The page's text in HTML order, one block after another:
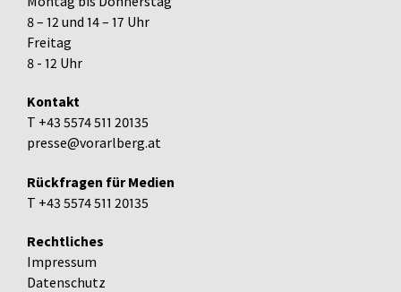
8 – 12 und 14 – 17 Uhr
Freitag
8 - 12 Uhr
Kontakt
T +43 5574 511 20135
presse@vorarlberg.at
Rückfragen für Medien
T +43 5574 511 20135
Rechtliches
Impressum
Datenschutz